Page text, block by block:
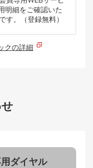
明細をご確認いた
す。（登録無料）
クの詳細
ダイヤル